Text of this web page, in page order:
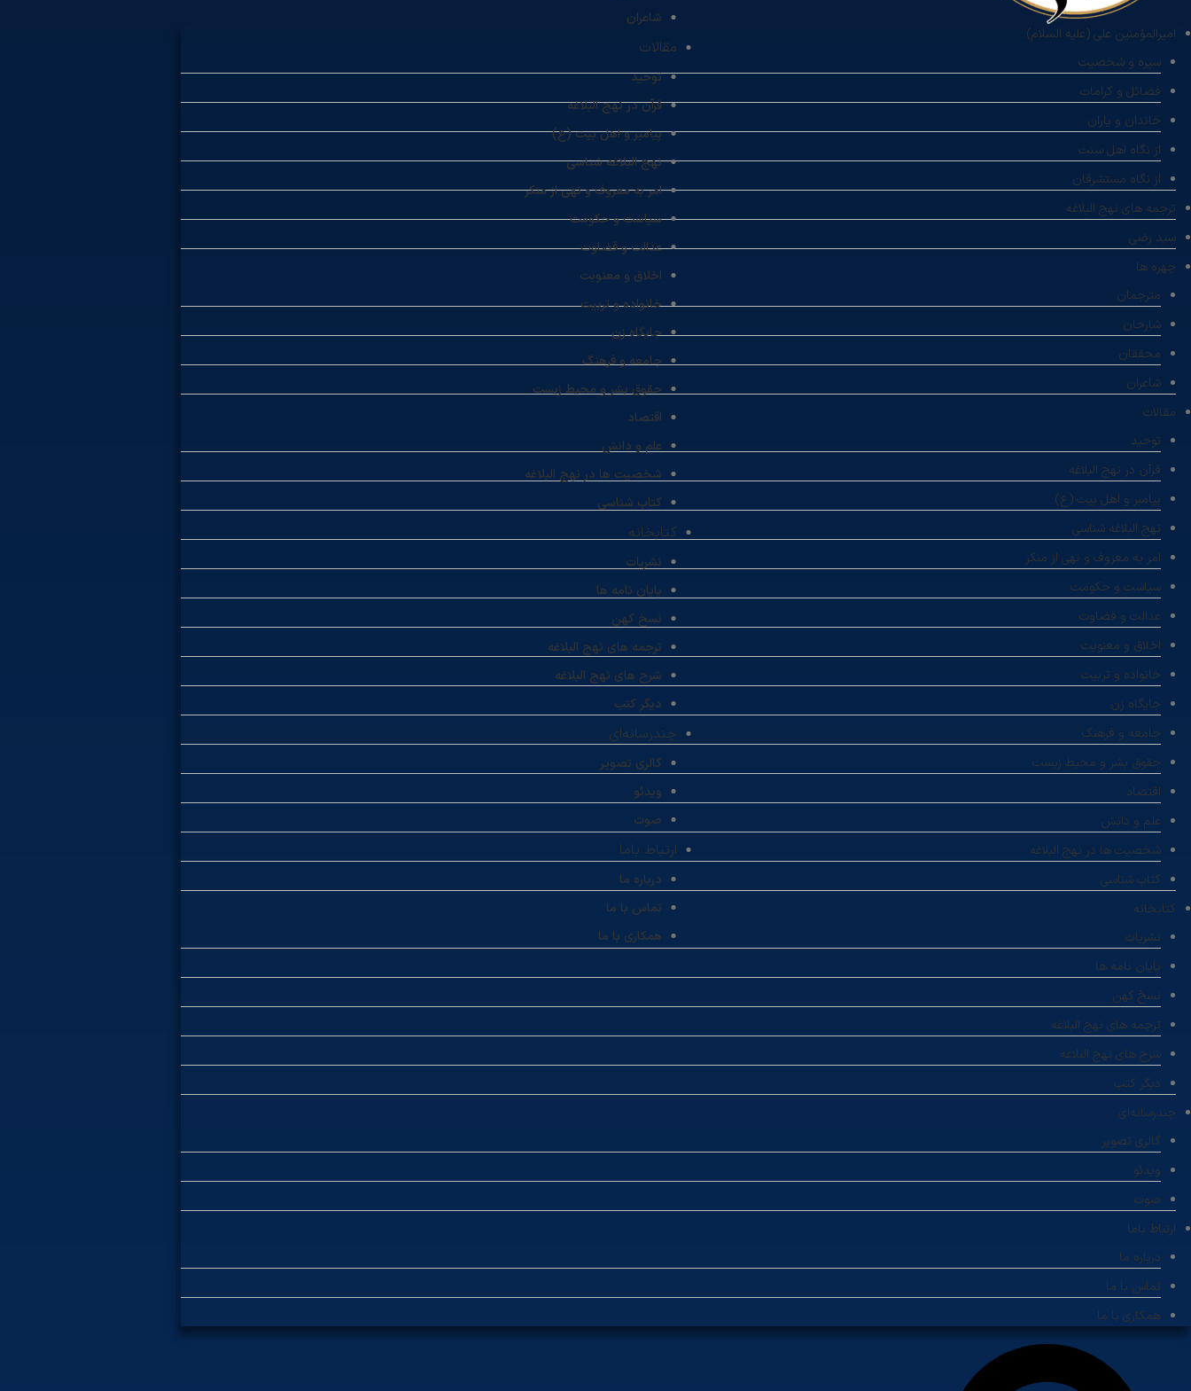
شاعران
مقالات
توحید
قرآن در نهج البلاغه
پیامبر و اهل بیت (ع)
نهج البلاغه شناسی
امر به معروف و نهی از منکر
سیاست و حکومت
عدالت و قضاوت
اخلاق و معنویت
خانواده و تربیت
جایگاه زن
جامعه و فرهنگ
حقوق بشر و محیط زیست
اقتصاد
علم و دانش
شخصیت ها در نهج البلاغه
کتاب شناسی
کتابخانه
نشریات
پایان نامه ها
نسخ کهن
ترجمه های نهج البلاغه
شرح های نهج البلاغه
دیگر کتب
چندرسانه‌ای
گالری تصویر
ویدئو
صوت
ارتباط باما
درباره ما
تماس با ما
همکاری با ما
امیرالمؤمنین علی (علیه السلام)
سیره و شخصیت
فضائل و کرامات
خاندان و یاران
از نگاه اهل سنت
از نگاه مستشرقان
ترجمه های نهج البلاغه
سید رضی
چهره ها
مترجمان
شارحان
محققان
شاعران
مقالات
توحید
قرآن در نهج البلاغه
پیامبر و اهل بیت (ع)
نهج البلاغه شناسی
امر به معروف و نهی از منکر
سیاست و حکومت
عدالت و قضاوت
اخلاق و معنویت
خانواده و تربیت
جایگاه زن
جامعه و فرهنگ
حقوق بشر و محیط زیست
اقتصاد
علم و دانش
شخصیت ها در نهج البلاغه
کتاب شناسی
کتابخانه
نشریات
پایان نامه ها
نسخ کهن
ترجمه های نهج البلاغه
شرح های نهج البلاغه
دیگر کتب
چندرسانه‌ای
گالری تصویر
ویدئو
صوت
ارتباط باما
درباره ما
تماس با ما
همکاری با ما